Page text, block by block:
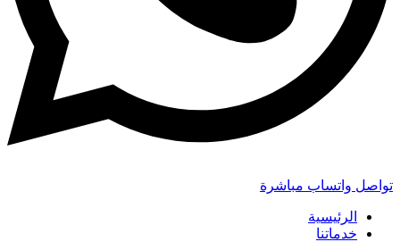
تواصل واتساب مباشرة
الرئيسية
خدماتنا